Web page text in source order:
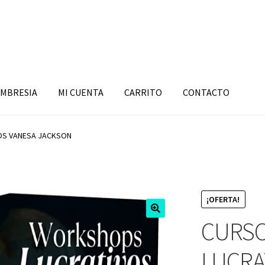
MI CUENTA CARRITO CONTACTO
VANESA JACKSON
¡OFERTA!